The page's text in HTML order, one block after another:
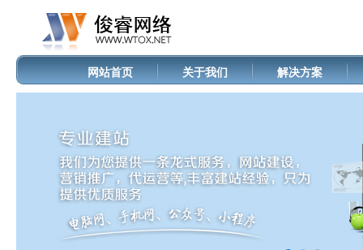
网站首页 关于我们 解决方案